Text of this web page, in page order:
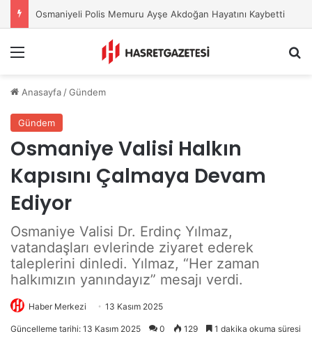
Osmaniyeli Polis Memuru Ayşe Akdoğan Hayatını Kaybetti
Anasayfa /Gündem
Gündem
Osmaniye Valisi Halkın
Kapısını Çalmaya Devam
Ediyor
Osmaniye Valisi Dr. Erdinç Yılmaz,
vatandaşları evlerinde ziyaret ederek
taleplerini dinledi. Yılmaz, “Her zaman
halkımızın yanındayız” mesajı verdi.
Haber Merkezi 13 Kasım 2025
Güncelleme tarihi: 13 Kasım 2025 0 129 1 dakika okuma süresi